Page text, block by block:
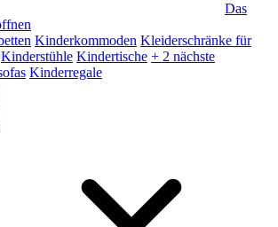
Das
Kinderkommoden Kleiderschränke für
Kinderstühle Kindertische + 2 nächste
Kinderregale